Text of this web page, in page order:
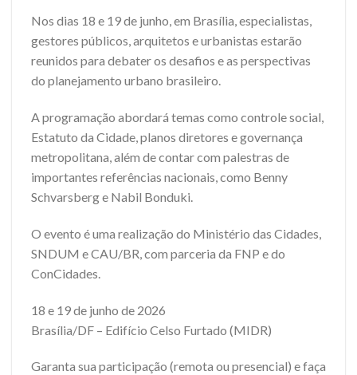
Nos dias 18 e 19 de junho, em Brasília, especialistas,
gestores públicos, arquitetos e urbanistas estarão
reunidos para debater os desafios e as perspectivas
do planejamento urbano brasileiro.
A programação abordará temas como controle social,
Estatuto da Cidade, planos diretores e governança
metropolitana, além de contar com palestras de
importantes referências nacionais, como Benny
Schvarsberg e Nabil Bonduki.
O evento é uma realização do Ministério das Cidades,
SNDUM e CAU/BR, com parceria da FNP e do
ConCidades.
18 e 19 de junho de 2026
Brasília/DF – Edifício Celso Furtado (MIDR)
Garanta sua participação (remota ou presencial) e faça